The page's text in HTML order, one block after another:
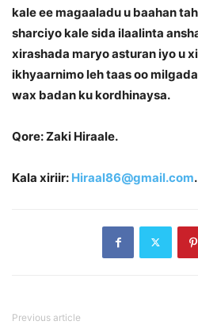
kale ee magaaladu u baahan
sharciyo kale sida ilaalinta
xirashada maryo asturan iyo u
ikhyaarnimo leh taas oo
wax badan ku kordhinaysa.
Qore: Zaki Hiraale.
Kala xiriir: Hiraal86@gmail.com.
Previous article